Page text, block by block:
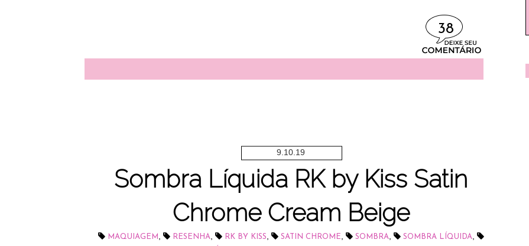
38
9.10.19
Sombra Líquida RK by Kiss Satin
Chrome Cream Beige
MAQUIAGEM RESENHA RK BY KISS SATIN CHROME SOMBRA SOMBRA LÍQUIDA